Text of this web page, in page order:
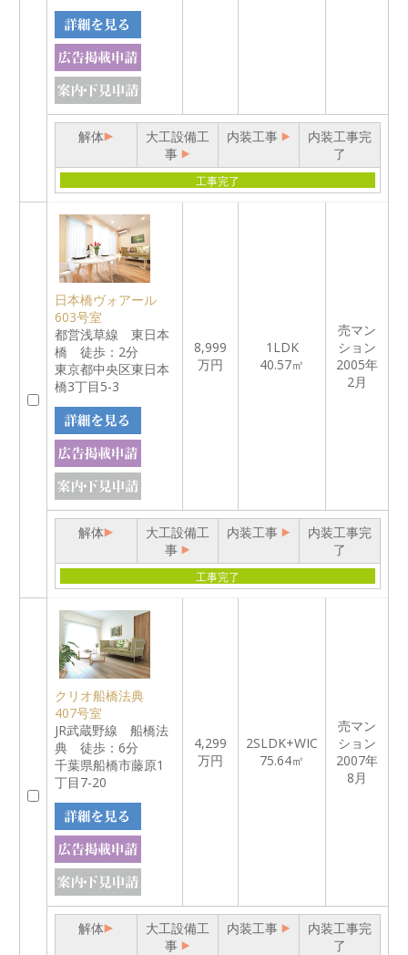
解体
大工設備工
事
内装工事
内装工事完
了
工事完了
日本橋ヴォアール
603号室
都営浅草線 東日本
橋 徒歩：2分
東京都中央区東日本
橋3丁目5-3
8,999
万円
1LDK
40.57㎡
売マン
ション
2005年
2月
解体
大工設備工
事
内装工事
内装工事完
了
工事完了
クリオ船橋法典
407号室
JR武蔵野線 船橋法
典 徒歩：6分
千葉県船橋市藤原1
丁目7-20
4,299
万円
2SLDK+WIC
75.64㎡
売マン
ション
2007年
8月
解体
大工設備工
事
内装工事
内装工事完
了